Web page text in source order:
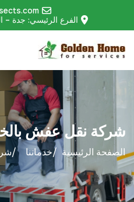
الفرع الرئيسي: جدة –
شركة نقل عفش
الصفحة الرئيسية خدماتنا